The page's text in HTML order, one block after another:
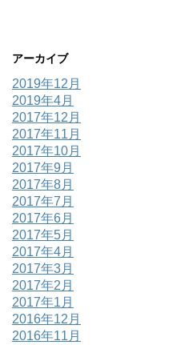
アーカイブ
2019年12月
2019年4月
2017年12月
2017年11月
2017年10月
2017年9月
2017年8月
2017年7月
2017年6月
2017年5月
2017年4月
2017年3月
2017年2月
2017年1月
2016年12月
2016年11月